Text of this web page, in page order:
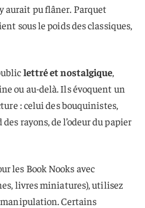
aurait pu flâner. Parquet
sous le poids des classiques,
lettré et nostalgique,
ou au-delà. Ils évoquent un
: celui des bouquinistes,
rayons, de l’odeur du papier
les Book Nooks avec
livres miniatures), utilisez
Certains